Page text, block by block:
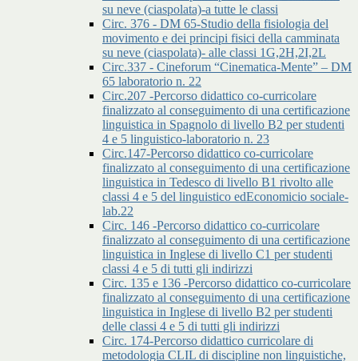
su neve (ciaspolata)-a tutte le classi
Circ. 376 - DM 65-Studio della fisiologia del
movimento e dei principi fisici della camminata
su neve (ciaspolata)- alle classi 1G,2H,2I,2L
Circ.337 - Cineforum “Cinematica-Mente” – DM
65 laboratorio n. 22
Circ.207 -Percorso didattico co-curricolare
finalizzato al conseguimento di una certificazione
linguistica in Spagnolo di livello B2 per studenti
4 e 5 linguistico-laboratorio n. 23
Circ.147-Percorso didattico co-curricolare
finalizzato al conseguimento di una certificazione
linguistica in Tedesco di livello B1 rivolto alle
classi 4 e 5 del linguistico edEconomicio sociale-
lab.22
Circ. 146 -Percorso didattico co-curricolare
finalizzato al conseguimento di una certificazione
linguistica in Inglese di livello C1 per studenti
classi 4 e 5 di tutti gli indirizzi
Circ. 135 e 136 -Percorso didattico co-curricolare
finalizzato al conseguimento di una certificazione
linguistica in Inglese di livello B2 per studenti
delle classi 4 e 5 di tutti gli indirizzi
Circ. 174-Percorso didattico curricolare di
metodologia CLIL di discipline non linguistiche,